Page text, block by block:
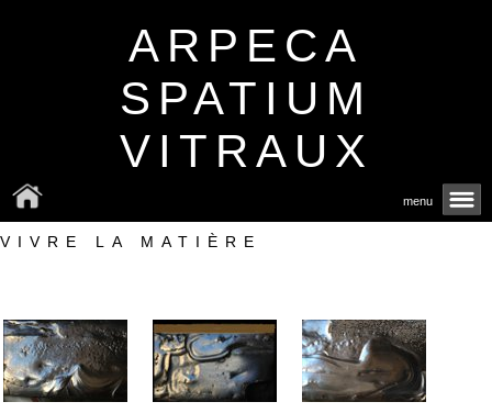
ARPECA
SPATIUM
VITRAUX
menu
VIVRE LA MATIÈRE